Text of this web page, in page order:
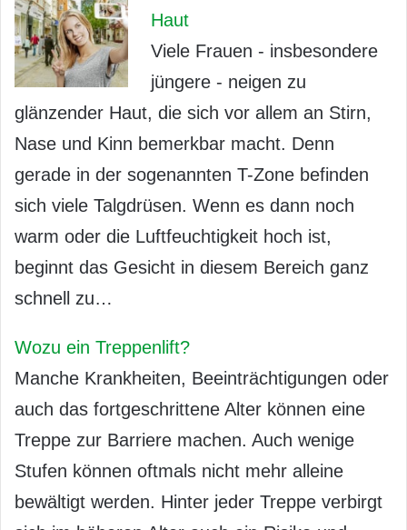
Haut
Viele Frauen - insbesondere
jüngere - neigen zu
glänzender Haut, die sich vor allem an Stirn,
Nase und Kinn bemerkbar macht. Denn
gerade in der sogenannten T-Zone befinden
sich viele Talgdrüsen. Wenn es dann noch
warm oder die Luftfeuchtigkeit hoch ist,
beginnt das Gesicht in diesem Bereich ganz
schnell zu…
Wozu ein Treppenlift?
Manche Krankheiten, Beeinträchtigungen oder
auch das fortgeschrittene Alter können eine
Treppe zur Barriere machen. Auch wenige
Stufen können oftmals nicht mehr alleine
bewältigt werden. Hinter jeder Treppe verbirgt